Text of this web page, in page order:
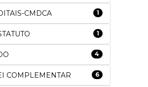
CMDCA 1
1
4
COMPLEMENTAR 6